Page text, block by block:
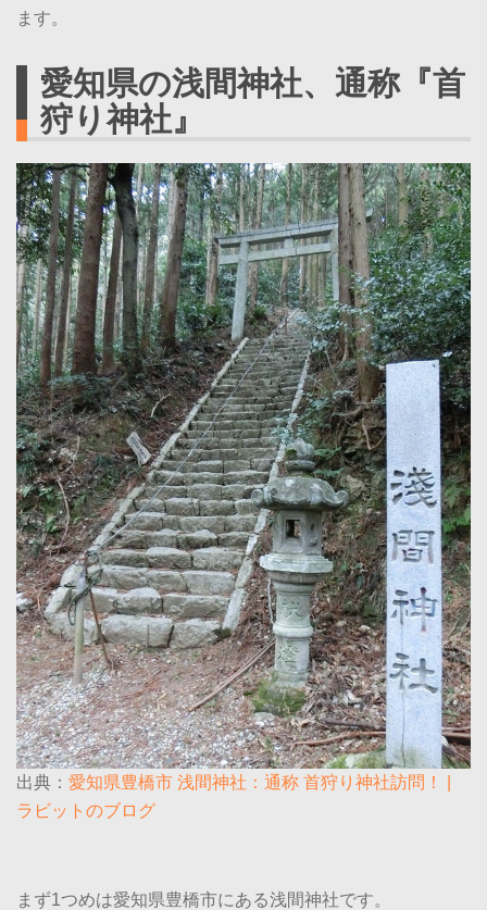
ます。
愛知県の浅間神社、通称『首
狩り神社』
出典： 愛知県豊橋市 浅間神社：通称 首狩り神社訪問！ |
ラビットのブログ
まず1つめは愛知県豊橋市にある浅間神社です。